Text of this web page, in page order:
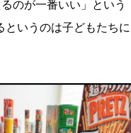
のが一番いい」という
というのは子どもたちに